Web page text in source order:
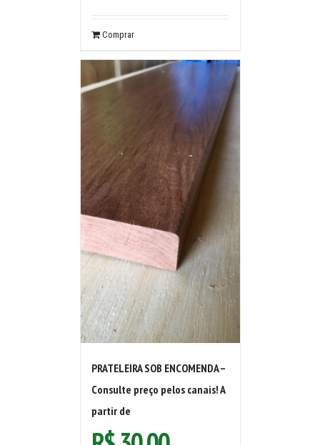
Comprar
PRATELEIRA SOB ENCOMENDA –
Consulte preço pelos canais! A
partir de